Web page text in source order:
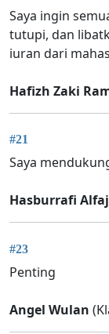
Saya ingin
tutupi, dan
iuran dari
Hafizh Zaki
#21
Saya
Hasburrafi
#23
Penting
Angel Wulan